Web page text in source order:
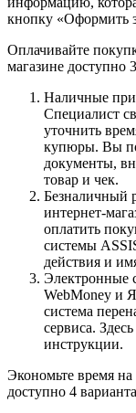
кнопку «Оформить
Оплачивайте
магазине доступно
Наличные при
Специалист
уточнить
купюры. Вы
документы,
товар и чек.
Безналичный
интернет-
оплатить
системы
действия и
Электронные
WebMoney и
система
сервиса.
инструкции.
Экономьте время на
доступно 4